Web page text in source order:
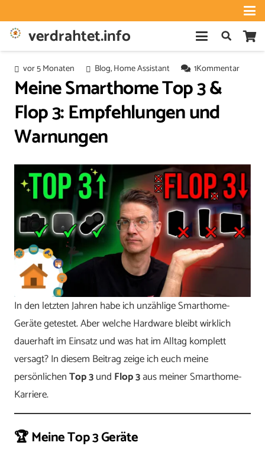
verdrahtet.info
vor 5 Monaten Blog,Home Assistant 1Kommentar
Meine Smarthome Top 3 &
Flop 3: Empfehlungen und
Warnungen
In den letzten Jahren habe ich unzählige Smarthome-
Geräte getestet. Aber welche Hardware bleibt wirklich
dauerhaft im Einsatz und was hat im Alltag komplett
versagt? In diesem Beitrag zeige ich euch meine
persönlichenTop 3und Flop 3aus meiner Smarthome-
Karriere.
🏆 Meine Top 3 Geräte